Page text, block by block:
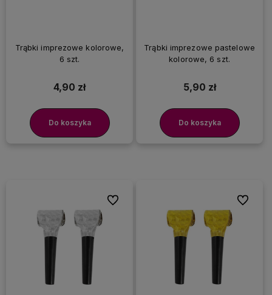
Trąbki imprezowe kolorowe,
6 szt.
4,90 zł
Do koszyka
Trąbki imprezowe pastelowe
kolorowe, 6 szt.
5,90 zł
Do koszyka
Do ulubionych Do